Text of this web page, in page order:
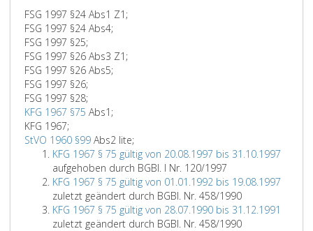
FSG 1997 §24 Abs1 Z1;
FSG 1997 §24 Abs4;
FSG 1997 §25;
FSG 1997 §26 Abs3 Z1;
FSG 1997 §26 Abs5;
FSG 1997 §26;
FSG 1997 §28;
KFG 1967 §75 Abs1;
KFG 1967;
StVO 1960 §99 Abs2 lite;
KFG 1967 § 75 gültig von 20.08.1997 bis 31.10.1997
aufgehoben durch BGBl. I Nr. 120/1997
KFG 1967 § 75 gültig von 01.01.1992 bis 19.08.1997
zuletzt geändert durch BGBl. Nr. 458/1990
KFG 1967 § 75 gültig von 28.07.1990 bis 31.12.1991
zuletzt geändert durch BGBl. Nr. 458/1990